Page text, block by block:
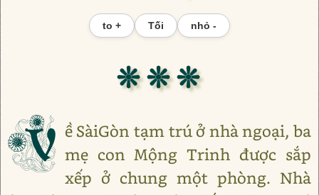
to + Tối nhỏ -
❊ ❊ ❊
V ề SàiGòn tạm trú ở nhà ngoại, ba
mẹ con Mộng Trinh được sắp
xếp ở chung một phòng. Nhà